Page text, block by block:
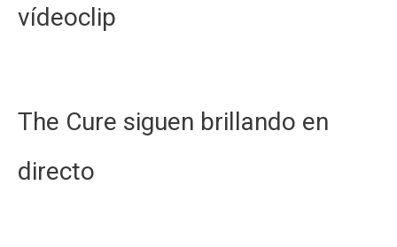
vídeoclip
The Cure siguen brillando en
directo